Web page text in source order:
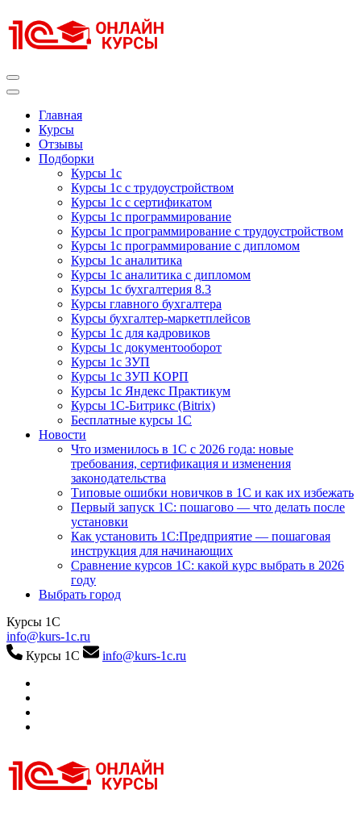
к
содержимому
Главная
Курсы
Отзывы
Подборки
Курсы 1с
Курсы 1с с трудоустройством
Курсы 1с с сертификатом
Курсы 1с программирование
Курсы 1с программирование с трудоустройством
Курсы 1с программирование с дипломом
Курсы 1с аналитика
Курсы 1с аналитика с дипломом
Курсы 1с бухгалтерия 8.3
Курсы главного бухгалтера
Курсы бухгалтер-маркетплейсов
Курсы 1с для кадровиков
Курсы 1с документооборот
Курсы 1с ЗУП
Курсы 1с ЗУП КОРП
Курсы 1с Яндекс Практикум
Курсы 1С-Битрикс (Bitrix)
Бесплатные курсы 1С
Новости
Что изменилось в 1С с 2026 года: новые
требования, сертификация и изменения
законодательства
Типовые ошибки новичков в 1С и как их избежать
Первый запуск 1С: пошагово — что делать после
установки
Как установить 1С:Предприятие — пошаговая
инструкция для начинающих
Сравнение курсов 1С: какой курс выбрать в 2026
году
Выбрать город
Курсы 1С
info@kurs-1c.ru
Курсы 1С
info@kurs-1c.ru